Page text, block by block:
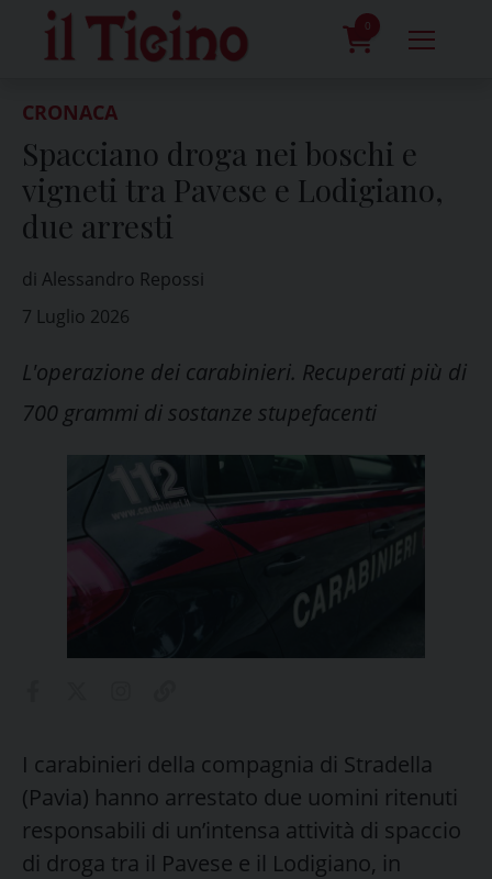
content
0
CRONACA
Spacciano droga nei boschi e
vigneti tra Pavese e Lodigiano,
due arresti
di Alessandro Repossi
7 Luglio 2026
L'operazione dei carabinieri. Recuperati più di
700 grammi di sostanze stupefacenti
I carabinieri della compagnia di Stradella
(Pavia) hanno arrestato due uomini ritenuti
responsabili di un’intensa attività di spaccio
di droga tra il Pavese e il Lodigiano, in